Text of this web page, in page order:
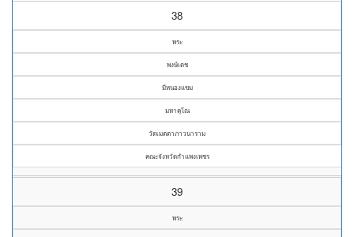
38
พระ
พงษ์เดช
มีหนองแขม
มหาคุโณ
วัดเมตตาภาวนาราม
คณะจังหวัดกำแพงเพชร
39
พระ